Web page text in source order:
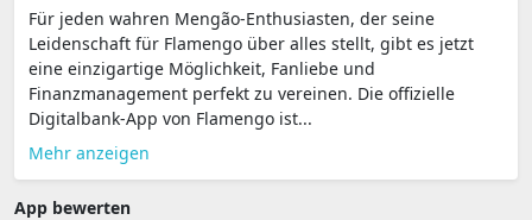
Für jeden wahren Mengão-Enthusiasten, der seine
Leidenschaft für Flamengo über alles stellt, gibt es jetzt
eine einzigartige Möglichkeit, Fanliebe und
Finanzmanagement perfekt zu vereinen. Die offizielle
Digitalbank-App von Flamengo ist...
Mehr anzeigen
App bewerten